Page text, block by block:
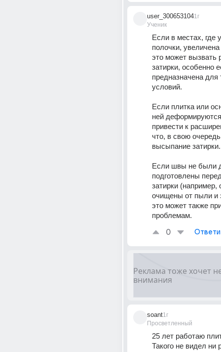
user_300653104
Ученик
1г
Если в местах, где
полочки,
это может вызвать
затирки, особенно
предназначена для
условий.
Если плитка или
ней
привести к
что, в свою
высыпание
Если швы не были
подготовлены
затирки (например,
очищены от пыли и
это может также
проблемам.
0
soant
Просветленный
1г
25 лет работаю
Такого не видел ни